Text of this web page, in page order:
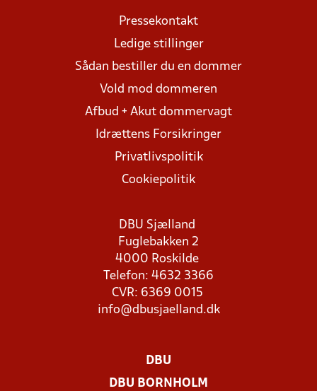
Pressekontakt
Ledige stillinger
Sådan bestiller du en dommer
Vold mod dommeren
Afbud + Akut dommervagt
Idrættens Forsikringer
Privatlivspolitik
Cookiepolitik
DBU Sjælland
Fuglebakken 2
4000 Roskilde
Telefon: 4632 3366
CVR: 6369 0015
info@dbusjaelland.dk
DBU
DBU BORNHOLM